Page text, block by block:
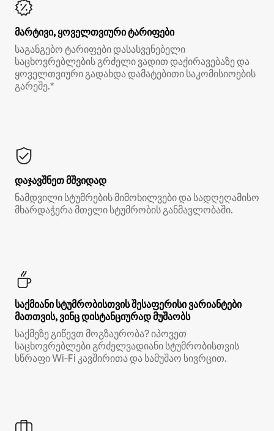
მარტივი, ყოველთვიური ტარიფები
საგანგებო ტარიფები დასასვენებელი
საცხოვრებლების გრძელი ვადით დაქირავებაზე და
ყოველთვიური გადახდა დამატებითი საკომისიოების
გარეშე.*
დაჯავშნეთ მშვიდად
ნამდვილი სტუმრების მიმოხილვები და სადღეღამისო
მხარდაჭერა მთელი სტუმრობის განმავლობაში.
საქმიანი სტუმრობისთვის შესაფერისი ვარიანტები
მათთვის, ვინც დისტანციურად მუშაობს
საქმეზე გიწევთ მოგზაურობა? იპოვეთ
საცხოვრებლები გრძელვადიანი სტუმრობისთვის
სწრაფი Wi‑Fi კავშირითა და სამუშაო სივრცით.